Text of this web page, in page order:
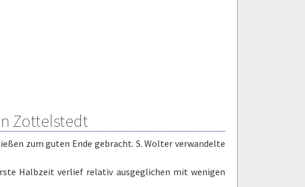
Zottelstedt
zum guten Ende gebracht. S. Wolter verwandelte
Halbzeit verlief relativ ausgeglichen mit wenigen